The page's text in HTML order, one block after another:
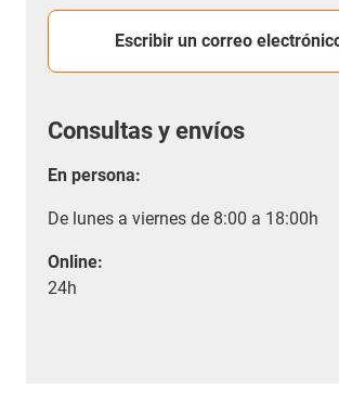
Escribir un correo
Consultas y envíos
En persona:
De lunes a viernes de 8:00 a 18:00h
Online:
24h